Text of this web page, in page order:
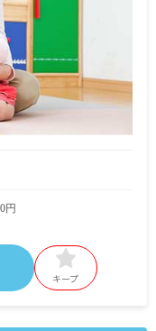
円
円
キープ